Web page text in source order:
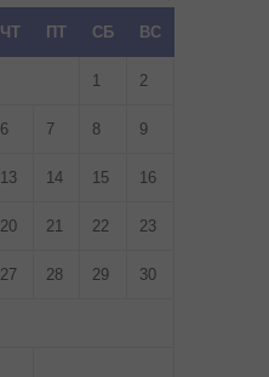
ЧТ ПТ СБ ВС
1 2
6 7 8 9
13 14 15 16
20 21 22 23
27 28 29 30